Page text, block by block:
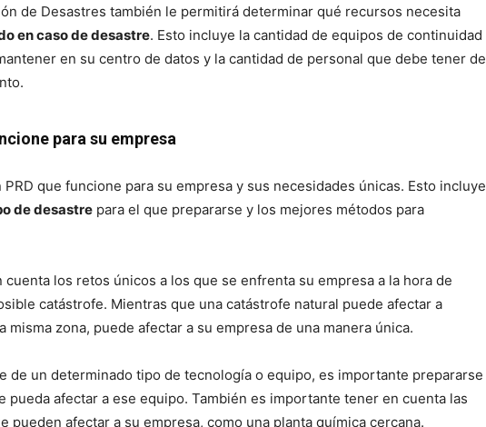
de Desastres también le permitirá determinar qué recursos necesita
en caso de desastre. Esto incluye la cantidad de equipos de continuidad
en su centro de datos y la cantidad de personal que debe tener de
para su empresa
que funcione para su empresa y sus necesidades únicas. Esto incluye
de desastre para el que prepararse y los mejores métodos para
los retos únicos a los que se enfrenta su empresa a la hora de
catástrofe. Mientras que una catástrofe natural puede afectar a
misma zona, puede afectar a su empresa de una manera única.
de un determinado tipo de tecnología o equipo, es importante prepararse
pueda afectar a ese equipo. También es importante tener en cuenta las
pueden afectar a su empresa, como una planta química cercana.